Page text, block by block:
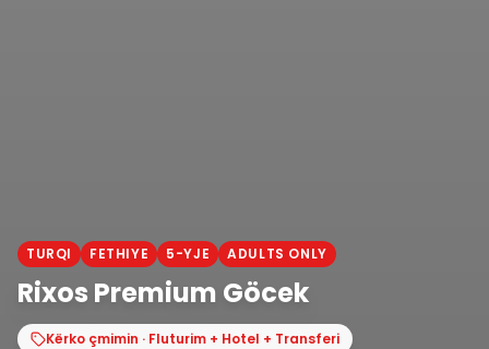
TURQI FETHIYE 5-YJE ADULTS ONLY
Rixos Premium Göcek
Kërko çmimin · Fluturim + Hotel + Transferi